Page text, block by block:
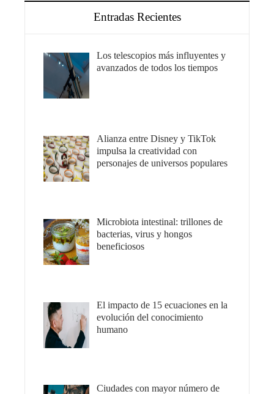
Entradas Recientes
Los telescopios más influyentes y
avanzados de todos los tiempos
Alianza entre Disney y TikTok
impulsa la creatividad con
personajes de universos populares
Microbiota intestinal: trillones de
bacterias, virus y hongos
beneficiosos
El impacto de 15 ecuaciones en la
evolución del conocimiento
humano
Ciudades con mayor número de